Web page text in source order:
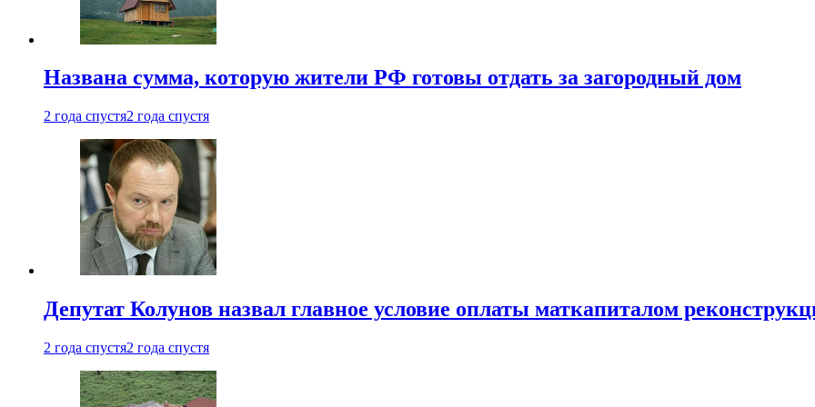
Названа сумма, которую жители РФ готовы отдать за загородный дом
2 года спустя2 года спустя
Депутат Колунов назвал главное условие оплаты маткапиталом
2 года спустя2 года спустя